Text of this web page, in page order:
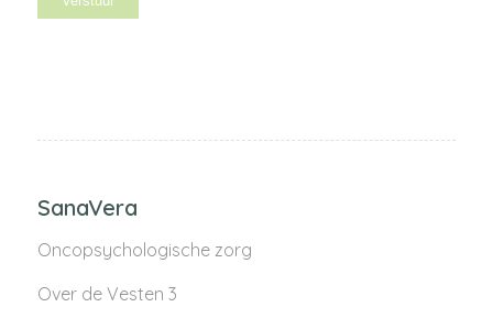
SanaVera
Oncopsychologische zorg
Over de Vesten 3